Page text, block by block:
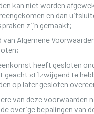
kan niet worden
en dan
zijn gemaakt;
Algemene
heeft gesloten
geacht stilzwijgend te
op later gesloten
van deze
overige bepalingen van